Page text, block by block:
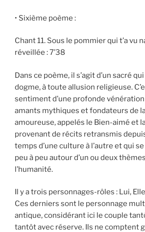
• Sixième poème :
Chant 11. Sous le pommier qui t’a vu
réveillée : 7’38
Dans ce poème, il s’agit d’un sacré
dogme, à toute allusion religieuse.
sentiment d’une profonde
amants mythiques et fondateurs de
amoureuse, appelés le Bien-aimé et
provenant de récits retransmis
temps d’une culture à l’autre et qui
peu à peu autour d’un ou deux
l’humanité.
Il y a trois personnages-rôles : Lui,
Ces derniers sont le personnage
antique, considérant ici le couple
tantôt avec réserve. Ils ne comptent